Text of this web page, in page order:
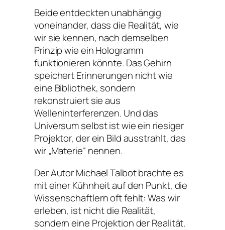
Beide entdeckten unabhängig
voneinander, dass die Realität, wie
wir sie kennen, nach demselben
Prinzip wie ein Hologramm
funktionieren könnte. Das Gehirn
speichert Erinnerungen nicht wie
eine Bibliothek, sondern
rekonstruiert sie aus
Welleninterferenzen. Und das
Universum selbst ist wie ein riesiger
Projektor, der ein Bild ausstrahlt, das
wir „Materie“ nennen.
Der Autor Michael Talbot brachte es
mit einer Kühnheit auf den Punkt, die
Wissenschaftlern oft fehlt: Was wir
erleben, ist nicht die Realität,
sondern eine Projektion der Realität.